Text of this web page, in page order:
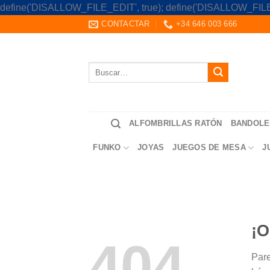
define('DISALLOW_FILE_EDIT', true);
CONTACTAR +34 646 003 666
ALFOMBRILLAS RATÓN
FUNKO JOYAS JUEGOS DE MESA